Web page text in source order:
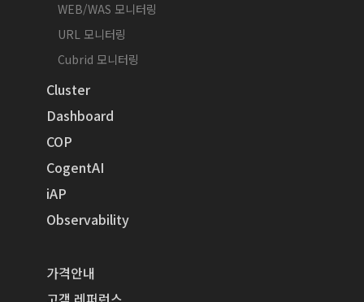
WEB/WAS 모니터링
URL 모니터링
Cubrid 모니터링
Cluster
Dashboard
COP
CogentAI
iAP
Observability
가격안내